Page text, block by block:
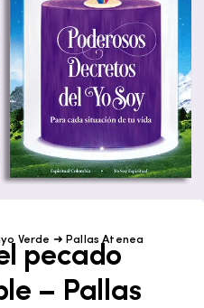
Verde ➜ Pallas Atenea
pecado
– Pallas